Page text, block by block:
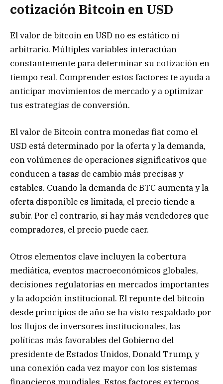
cotización Bitcoin en USD
El valor de bitcoin en USD no es estático ni
arbitrario. Múltiples variables interactúan
constantemente para determinar su cotización en
tiempo real. Comprender estos factores te ayuda a
anticipar movimientos de mercado y a optimizar
tus estrategias de conversión.
El valor de Bitcoin contra monedas fiat como el
USD está determinado por la oferta y la demanda,
con volúmenes de operaciones significativos que
conducen a tasas de cambio más precisas y
estables. Cuando la demanda de BTC aumenta y la
oferta disponible es limitada, el precio tiende a
subir. Por el contrario, si hay más vendedores que
compradores, el precio puede caer.
Otros elementos clave incluyen la cobertura
mediática, eventos macroeconómicos globales,
decisiones regulatorias en mercados importantes
y la adopción institucional. El repunte del bitcoin
desde principios de año se ha visto respaldado por
los flujos de inversores institucionales, las
políticas más favorables del Gobierno del
presidente de Estados Unidos, Donald Trump, y
una conexión cada vez mayor con los sistemas